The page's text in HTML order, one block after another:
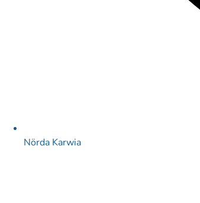
Nörda Karwia